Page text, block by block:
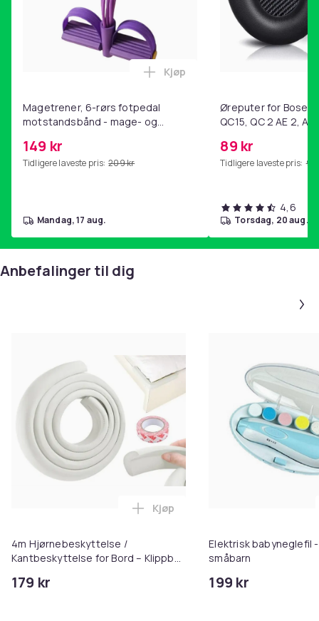
94f2572b-9e9c-481d-9fcb-b0ed3e4944bc
Produktsikkerhetsinformasjon
Magetrener, 6-rørs fotpedal
motstandsbånd - mage- og
hjemmegymnastikk Purple
149 kr
Tidligere laveste pris: 209 kr
Legg Magetrener, 6-rørs
Kjøp
mandag, 17 aug.
Øreputer for Bose
QC15, QC 2 AE 2, AE
89 kr
Tidligere laveste pris: 99
4,6
torsdag, 20 aug.
Anbefalinger til dig
4m Hjørnebeskyttelse /
Kantbeskyttelse for Bord – Klippbar
179 kr
Legg 4m Hjørnebeskyttelse /
Kjøp
Elektrisk babyneglefil
småbarn
199 kr